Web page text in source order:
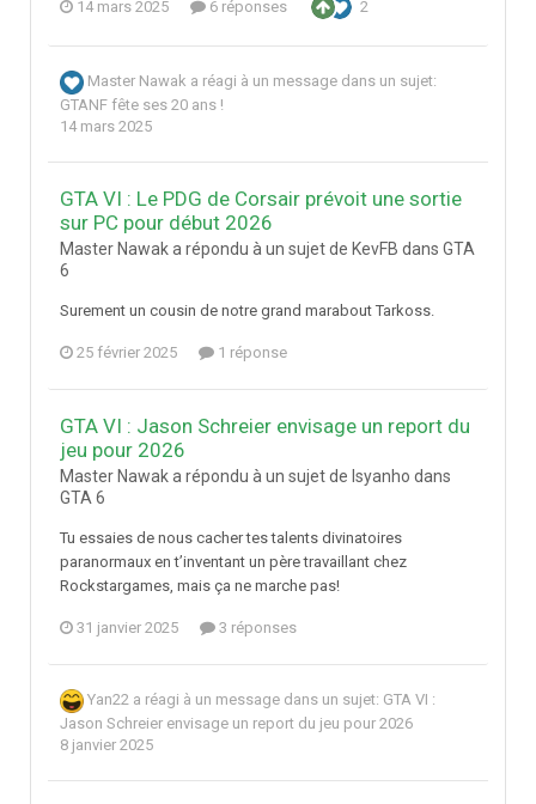
14 mars 2025 6 réponses 2
Master Nawak a réagi à un message dans un sujet:
GTANF fête ses 20 ans !
14 mars 2025
GTA VI : Le PDG de Corsair prévoit une sortie
sur PC pour début 2026
Master Nawak a répondu à un sujet de KevFB dans GTA
6
Surement un cousin de notre grand marabout Tarkoss.
25 février 2025 1 réponse
GTA VI : Jason Schreier envisage un report du
jeu pour 2026
Master Nawak a répondu à un sujet de Isyanho dans
GTA 6
Tu essaies de nous cacher tes talents divinatoires
paranormaux en t’inventant un père travaillant chez
Rockstargames, mais ça ne marche pas!
31 janvier 2025 3 réponses
Yan22 a réagi à un message dans un sujet: GTA VI :
Jason Schreier envisage un report du jeu pour 2026
8 janvier 2025